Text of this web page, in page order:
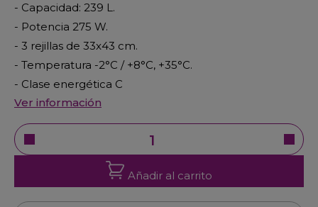
- Capacidad: 239 L.
- Potencia 275 W.
- 3 rejillas de 33x43 cm.
- Temperatura -2°C / +8°C, +35°C.
- Clase energética C
Ver información
Añadir al carrito